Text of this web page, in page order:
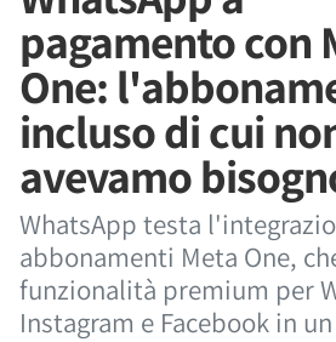
pagamento con
One:
incluso di cui
avevamo
WhatsApp testa
abbonamenti Meta One,
funzionalità premium per
Instagram e Facebook in